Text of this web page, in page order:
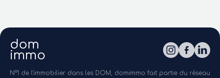
dom
immo
N°1 de l'immobilier dans les DOM, domimmo fait partie du réseau